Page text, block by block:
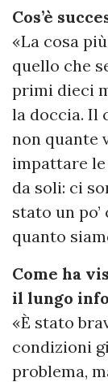
Cos’è
«La cosa
quello che
primi dieci
la doccia. Il
non quante
impattare
da soli: ci
stato un
quanto
Come ha
il lungo
«È stato
condizioni
problema,